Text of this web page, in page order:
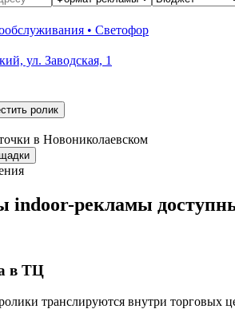
• Светофор
ул. Заводская, 1
ролик
в Новониколаевском
indoor-рекламы
в ТЦ
транслируются внутри торговых